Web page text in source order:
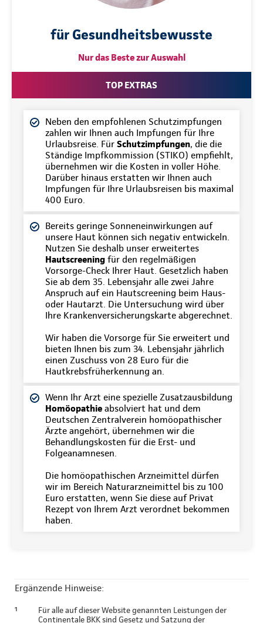
für Gesundheitsbewusste
Nur das Beste zur Auswahl
TOP EXTRAS
Neben den empfohlenen Schutzimpfungen
zahlen wir Ihnen auch Impfungen für Ihre
Urlaubsreise. Für Schutzimpfungen, die die
Ständige Impfkommission (STIKO) empfiehlt,
übernehmen wir die Kosten in voller Höhe.
Darüber hinaus erstatten wir Ihnen auch
Impfungen für Ihre Urlaubsreisen bis maximal
400 Euro.
Bereits geringe Sonneneinwirkungen auf
unsere Haut können sich negativ entwickeln.
Nutzen Sie deshalb unser erweitertes
Hautscreening für den regelmäßigen
Vorsorge-Check Ihrer Haut. Gesetzlich haben
Sie ab dem 35. Lebensjahr alle zwei Jahre
Anspruch auf ein Hautscreening beim Haus-
oder Hautarzt. Die Untersuchung wird über
Ihre Krankenversicherungskarte abgerechnet.
Wir haben die Vorsorge für Sie erweitert und
bieten Ihnen bis zum 34. Lebensjahr jährlich
einen Zuschuss von 28 Euro für die
Hautkrebsfrüherkennung an.
Wenn Ihr Arzt eine spezielle Zusatzausbildung
Homöopathie absolviert hat und dem
Deutschen Zentralverein homöopathischer
Ärzte angehört, übernehmen wir die
Behandlungskosten für die Erst- und
Folgeanamnesen.
Die homöopathischen Arzneimittel dürfen
wir im Bereich Naturarzneimittel bis zu 100
Euro erstatten, wenn Sie diese auf Privat
Rezept von Ihrem Arzt verordnet bekommen
haben.
Ergänzende Hinweise:
¹
Für alle auf dieser Website genannten Leistungen der
Continentale BKK sind Gesetz und Satzung der